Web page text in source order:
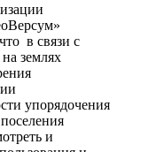
в связи с
землях
упорядочения
и